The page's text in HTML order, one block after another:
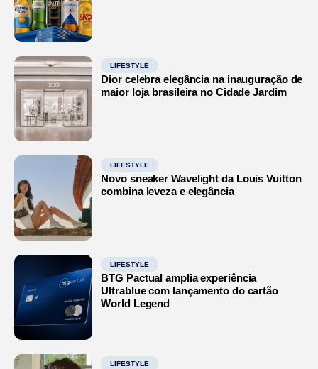
LIFESTYLE
Dior celebra elegância na inauguração de
maior loja brasileira no Cidade Jardim
LIFESTYLE
Novo sneaker Wavelight da Louis Vuitton
combina leveza e elegância
LIFESTYLE
BTG Pactual amplia experiência
Ultrablue com lançamento do cartão
World Legend
LIFESTYLE